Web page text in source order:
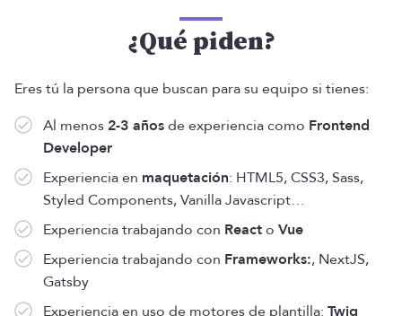
¿Qué piden?
Eres tú la persona que buscan para su equipo si tienes:
Al menos 2-3 añosde experiencia como Frontend
Developer
Experiencia en maquetación: HTML5, CSS3, Sass,
Styled Components, Vanilla Javascript…
Experiencia trabajando con Reacto Vue
Experiencia trabajando con Frameworks:, NextJS,
Gatsby
Experiencia en uso de motores de plantilla: Twig